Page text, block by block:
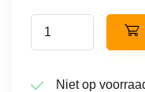
Niet op